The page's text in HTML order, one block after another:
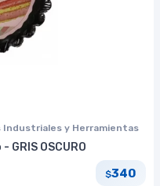
Industriales y Herramientas
OSCURO
$340